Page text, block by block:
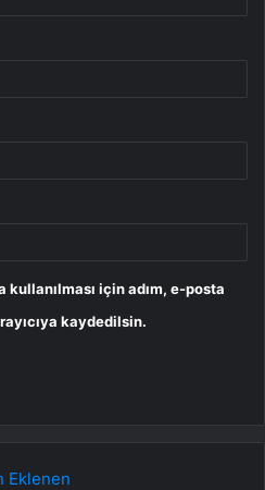
kullanılması için adım, e-posta
kaydedilsin.
Eklenen